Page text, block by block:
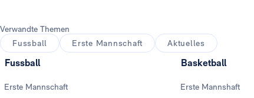
Verwandte Themen
Fussball
Erste Mannschaft Aktuelles
Fussball
Erste Mannschaft
Basketball
Erste Mannshaft